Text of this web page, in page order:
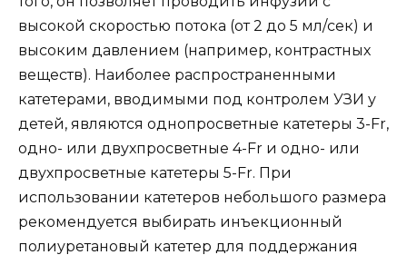
высокой скоростью потока (от 2 до 5 мл/сек) и
высоким давлением (например, контрастных
веществ). Наиболее распространенными
катетерами, вводимыми под контролем УЗИ у
детей, являются однопросветные катетеры 3-Fr,
одно- или двухпросветные 4-Fr и одно- или
двухпросветные катетеры 5-Fr. При
использовании катетеров небольшого размера
рекомендуется выбирать инъекционный
полиуретановый катетер для поддержания